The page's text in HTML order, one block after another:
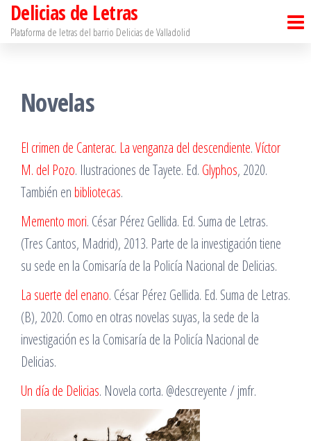
SaltarDelicias de Letras
Plataforma de letras del barrio Delicias de Valladolid
Novelas
El crimen de Canterac. La venganza del descendiente.Víctor
M. del Pozo. Ilustraciones de Tayete. Ed. Glyphos, 2020.
También en bibliotecas.
Memento mori. César Pérez Gellida. Ed. Suma de Letras.
(Tres Cantos, Madrid), 2013. Parte de la investigación tiene
su sede en la Comisaría de la Policía Nacional de Delicias.
La suerte del enano. César Pérez Gellida. Ed. Suma de Letras.
(B), 2020. Como en otras novelas suyas, la sede de la
investigación es la Comisaría de la Policía Nacional de
Delicias.
Un día de Delicias. Novela corta. @descreyente / jmfr.